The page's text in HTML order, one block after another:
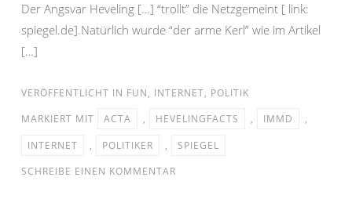
Der Angsvar Heveling […] “trollt” die Netzgemeint [ link:
spiegel.de].Natürlich wurde “der arme Kerl” wie im Artikel
[…]
VERÖFFENTLICHT IN FUN, INTERNET, POLITIK
MARKIERT MIT
ACTA , HEVELINGFACTS , IMMD
,
INTERNET
, POLITIKER ,
SPIEGEL
SCHREIBE EINEN KOMMENTAR